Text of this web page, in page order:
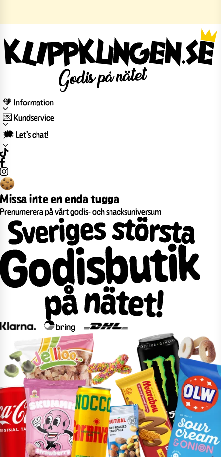
🧡 Information
💌 Kundservice
🗯️ Let’s chat!
Missa inte en enda tugga
Prenumerera på vårt godis- och snacksuniversum